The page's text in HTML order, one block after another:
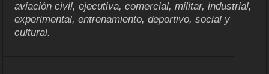
aviación civil, ejecutiva, comercial, militar, industrial,
experimental, entrenamiento, deportivo, social y
cultural.